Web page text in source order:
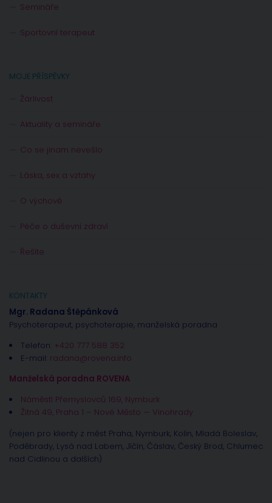
Semináře
Sportovní terapeut
MOJE PŘÍSPĚVKY
Žárlivost
Aktuality a semináře
Co se jinam nevešlo
Láska, sex a vztahy
O výchově
Péče o duševní zdraví
Řešíte
KONTAKTY
Mgr. Radana Štěpánková
Psychoterapeut, psychoterapie, manželská poradna
Telefon: +420 777 588 352
E-mail: radana@rovena.info
Manželská poradna ROVENA
Náměstí Přemyslovců 169, Nymburk
Žitná 49, Praha 1 – Nové Město — Vinohrady
(nejen pro klienty z měst Praha, Nymburk, Kolín, Mladá Boleslav,
Poděbrady, Lysá nad Labem, Jíčín, Čáslav, Český Brod, Chlumec
nad Cidlinou a dalších)